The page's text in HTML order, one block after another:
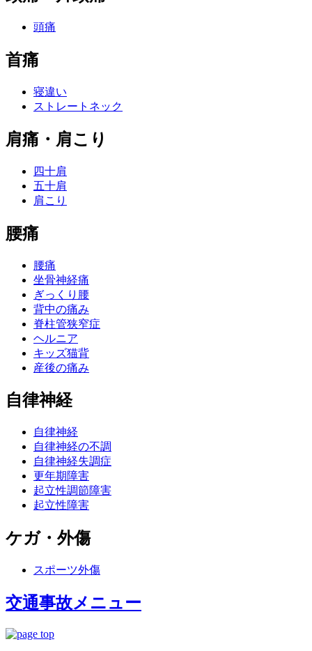
頭痛
首痛
寝違い
ストレートネック
肩痛・肩こり
四十肩
五十肩
肩こり
腰痛
腰痛
坐骨神経痛
ぎっくり腰
背中の痛み
脊柱管狭窄症
ヘルニア
キッズ猫背
産後の痛み
自律神経
自律神経
自律神経の不調
自律神経失調症
更年期障害
起立性調節障害
起立性障害
ケガ・外傷
スポーツ外傷
交通事故メニュー